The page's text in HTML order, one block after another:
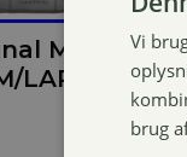
Mature
LARGE
Vi
brug